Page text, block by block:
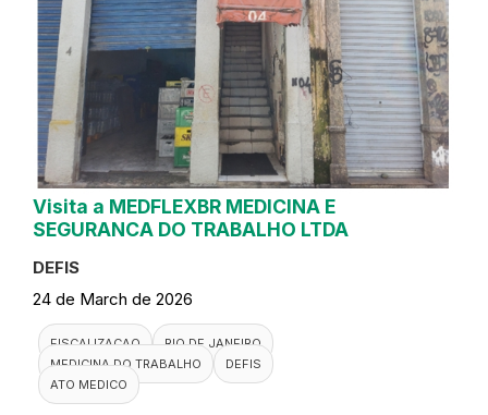
Visita a MEDFLEXBR MEDICINA E
SEGURANCA DO TRABALHO LTDA
DEFIS
24 de March de 2026
FISCALIZACAO
RIO DE JANEIRO
MEDICINA DO TRABALHO
DEFIS
ATO MEDICO